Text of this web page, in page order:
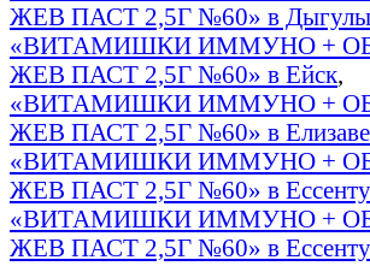
ЖЕВ ПАСТ 2,5Г №60» в
«ВИТАМИШКИ ИММУНО +
ЖЕВ ПАСТ 2,5Г №60» в Ейск,
«ВИТАМИШКИ ИММУНО +
ЖЕВ ПАСТ 2,5Г №60» в
«ВИТАМИШКИ ИММУНО +
ЖЕВ ПАСТ 2,5Г №60» в
«ВИТАМИШКИ ИММУНО +
ЖЕВ ПАСТ 2,5Г №60» в